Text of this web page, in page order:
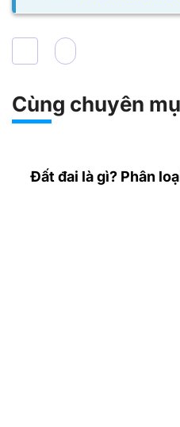
Cùng chuyên
Đất đai là gì? Phân